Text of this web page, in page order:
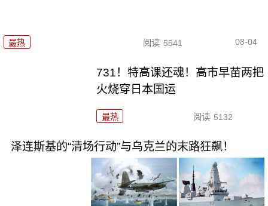
最热 阅读 5541 08-04
731！特高课还魂！高市早苗两把
火烧穿日本国运
最热 阅读 5132
泽连斯基的“清场行动”与乌克兰的末路狂飙！